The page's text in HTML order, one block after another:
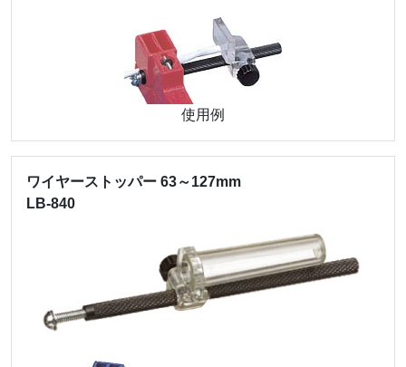
使用例
ワイヤーストッパー 63～127mm
LB-840